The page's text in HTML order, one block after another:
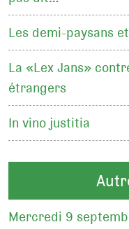
Les demi-paysans
La «Lex Jans»
étrangers
In vino justitia
Mercredi 9